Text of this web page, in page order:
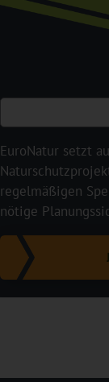
EuroNatur setzt
regelmäßigen
nötige